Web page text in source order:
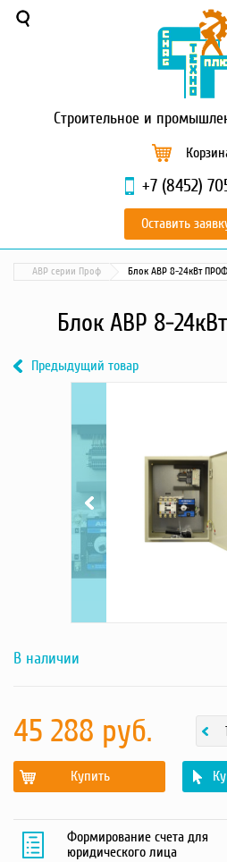
Строительное и
+7 (8452)
Оставить
АВР серии Проф Блок АВР 8-24кВт
Блок АВР 8-
Предыдущий товар
В наличии
45 288 руб.
Купить
Формирование счета для
юридического лица
Меню
Доставка и оплата
Садовая техника
Промышленный обогрев
Строительные леса
Запчасти для малой
механизации
Насосы
Грузоподъемное оборудование
Силовая техника
Складское оснащение
Строительное оборудование
Электростанции
Блок-контейнеры
Двигатели